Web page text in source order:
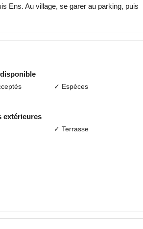
Ens. Au village, se garer au parking, puis
✓ Espèces
extérieures
✓ Terrasse